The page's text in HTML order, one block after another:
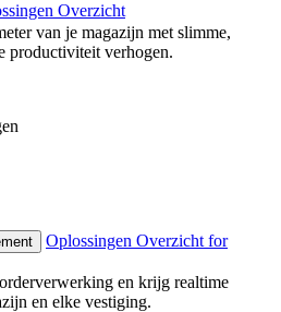
Overzicht
van je magazijn met slimme,
productiviteit verhogen.
Oplossingen Overzicht for
en krijg realtime
en elke vestiging.